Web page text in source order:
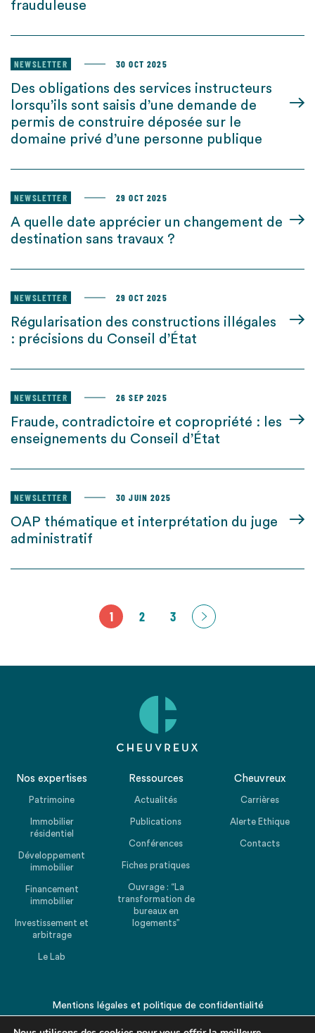
frauduleuse
NEWSLETTER 30 OCT 2025
Des obligations des services instructeurs
lorsqu’ils sont saisis d’une demande de
permis de construire déposée sur le
domaine privé d’une personne publique
NEWSLETTER 29 OCT 2025
A quelle date apprécier un changement de
destination sans travaux ?
NEWSLETTER 29 OCT 2025
Régularisation des constructions illégales
: précisions du Conseil d’État
NEWSLETTER 26 SEP 2025
Fraude, contradictoire et copropriété : les
enseignements du Conseil d’État
NEWSLETTER 30 JUIN 2025
OAP thématique et interprétation du juge
administratif
1 2 3
Nos expertises
Patrimoine
Immobilier
résidentiel
Développement
immobilier
Financement
immobilier
Investissement et
arbitrage
Le Lab
Ressources
Actualités
Publications
Conférences
Fiches pratiques
Ouvrage : “La
transformation de
bureaux en
logements”
Cheuvreux
Carrières
Alerte Ethique
Contacts
Mentions légales et politique de confidentialité